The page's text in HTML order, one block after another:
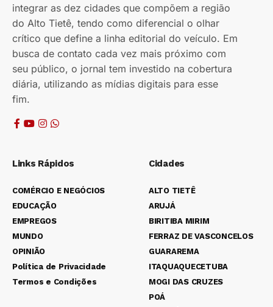
integrar as dez cidades que compõem a região
do Alto Tietê, tendo como diferencial o olhar
crítico que define a linha editorial do veículo. Em
busca de contato cada vez mais próximo com
seu público, o jornal tem investido na cobertura
diária, utilizando as mídias digitais para esse
fim.
Links Rápidos
COMÉRCIO E NEGÓCIOS
EDUCAÇÃO
EMPREGOS
MUNDO
OPINIÃO
Política de Privacidade
Termos e Condições
Cidades
ALTO TIETÊ
ARUJÁ
BIRITIBA MIRIM
FERRAZ DE VASCONCELOS
GUARAREMA
ITAQUAQUECETUBA
MOGI DAS CRUZES
POÁ